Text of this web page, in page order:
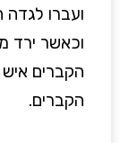
ועברו לגדה
וכאשר ירד
הקברים
הקברים.